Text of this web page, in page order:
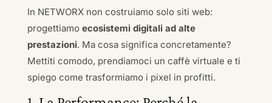
In NETWORX non costruiamo solo siti web:
progettiamo ecosistemi digitali ad alte
prestazioni. Ma cosa significa concretamente?
Mettiti comodo, prendiamoci un caffè virtuale e ti
spiego come trasformiamo i pixel in profitti.